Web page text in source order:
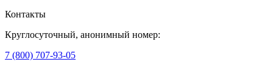
Контакты
Круглосуточный, анонимный номер:
7 (800) 707-93-05